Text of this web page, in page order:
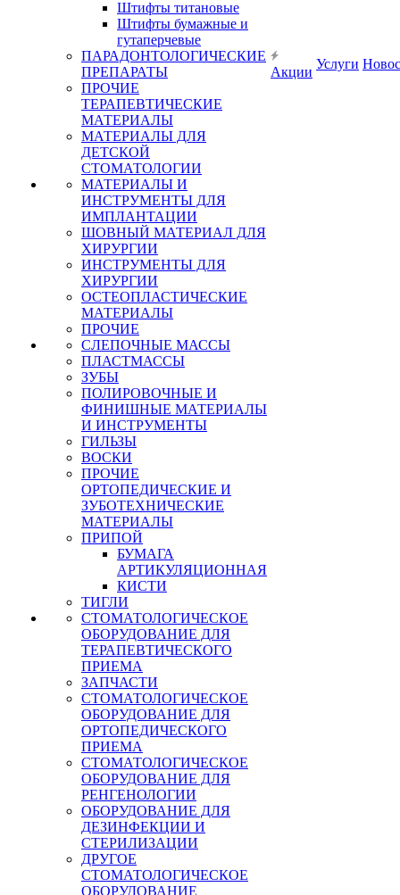
Штифты титановые
Штифты бумажные и
гутаперчевые
ПАРАДОНТОЛОГИЧЕСКИЕ
ПРЕПАРАТЫ
ПРОЧИЕ
ТЕРАПЕВТИЧЕСКИЕ
МАТЕРИАЛЫ
МАТЕРИАЛЫ ДЛЯ
ДЕТСКОЙ
СТОМАТОЛОГИИ
МАТЕРИАЛЫ И
ИНСТРУМЕНТЫ ДЛЯ
ИМПЛАНТАЦИИ
ШОВНЫЙ МАТЕРИАЛ ДЛЯ
ХИРУРГИИ
ИНСТРУМЕНТЫ ДЛЯ
ХИРУРГИИ
ОСТЕОПЛАСТИЧЕСКИЕ
МАТЕРИАЛЫ
ПРОЧИЕ
СЛЕПОЧНЫЕ МАССЫ
ПЛАСТМАССЫ
ЗУБЫ
ПОЛИРОВОЧНЫЕ И
ФИНИШНЫЕ МАТЕРИАЛЫ
И ИНСТРУМЕНТЫ
ГИЛЬЗЫ
ВОСКИ
ПРОЧИЕ
ОРТОПЕДИЧЕСКИЕ И
ЗУБОТЕХНИЧЕСКИЕ
МАТЕРИАЛЫ
ПРИПОЙ
БУМАГА
АРТИКУЛЯЦИОННАЯ
КИСТИ
ТИГЛИ
СТОМАТОЛОГИЧЕСКОЕ
ОБОРУДОВАНИЕ ДЛЯ
ТЕРАПЕВТИЧЕСКОГО
ПРИЕМА
ЗАПЧАСТИ
СТОМАТОЛОГИЧЕСКОЕ
ОБОРУДОВАНИЕ ДЛЯ
ОРТОПЕДИЧЕСКОГО
ПРИЕМА
СТОМАТОЛОГИЧЕСКОЕ
ОБОРУДОВАНИЕ ДЛЯ
РЕНГЕНОЛОГИИ
ОБОРУДОВАНИЕ ДЛЯ
ДЕЗИНФЕКЦИИ И
СТЕРИЛИЗАЦИИ
ДРУГОЕ
СТОМАТОЛОГИЧЕСКОЕ
ОБОРУДОВАНИЕ
Акции
Услуги